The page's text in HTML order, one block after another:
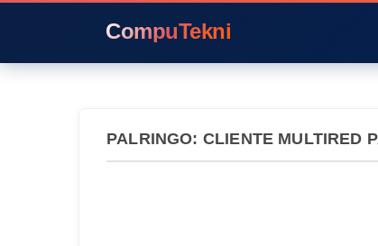
CompuTekni
PALRINGO: CLIENTE MULTIRED